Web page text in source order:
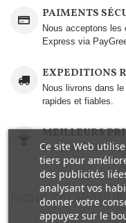
PAIMENTS
Nous acceptons les
Express via
EXPEDITIONS
Nous livrons dans
rapides et fiables.
MEILLEURS
Des produits de
FICHE TECHNIQUE
Ce site Web
tiers pour
des publicités
analysant vos
donner votre
appuyez sur le